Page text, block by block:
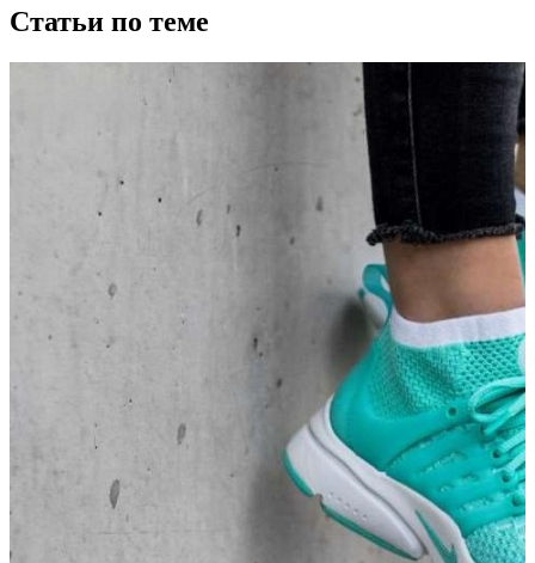
Статьи по теме